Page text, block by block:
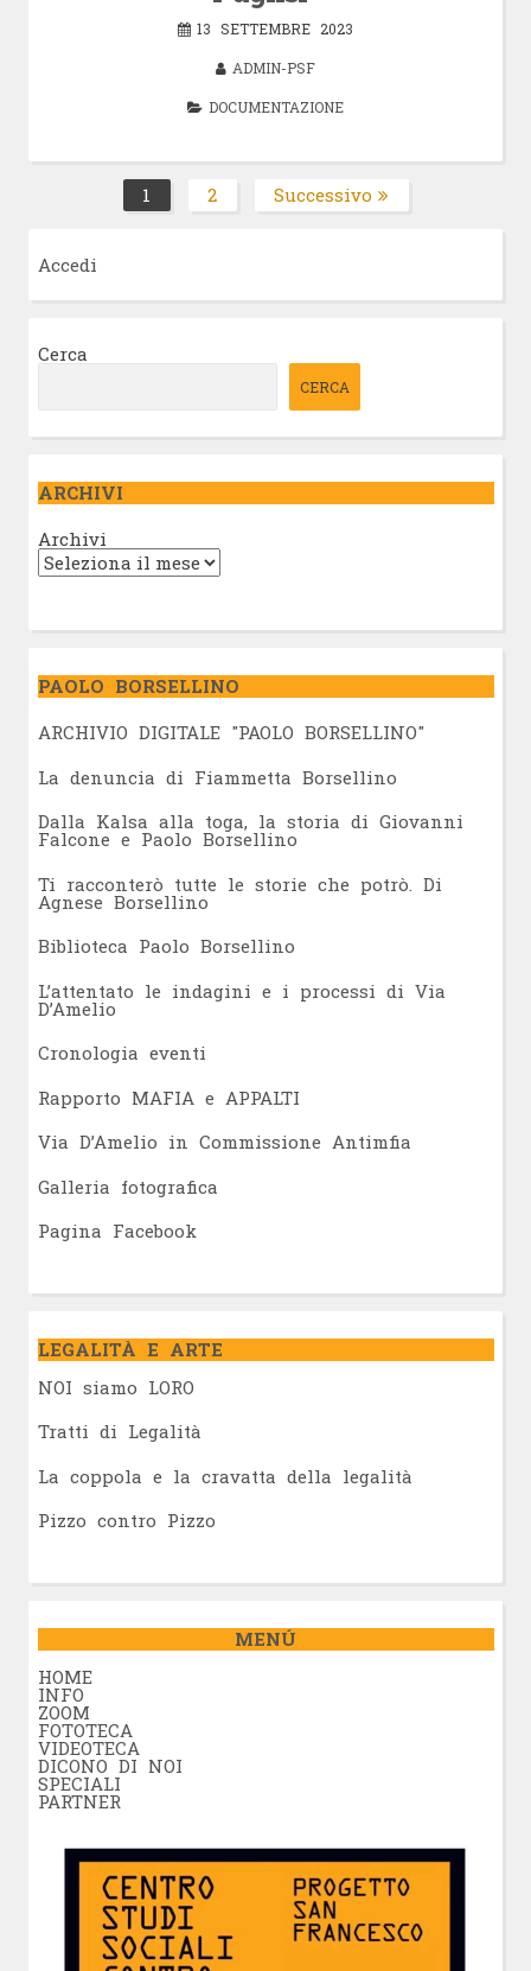
13 SETTEMBRE 2023
ADMIN-PSF
DOCUMENTAZIONE
Paginazione
articoli
Pagina
1 Pagina
2 Successivo
Accedi
Cerca
CERCA
ARCHIVI
Archivi
PAOLO BORSELLINO
ARCHIVIO DIGITALE "PAOLO BORSELLINO"
La denuncia di Fiammetta Borsellino
Dalla Kalsa alla toga, la storia di Giovanni
Falcone e Paolo Borsellino
Ti racconterò tutte le storie che potrò. Di
Agnese Borsellino
Biblioteca Paolo Borsellino
L’attentato le indagini e i processi di Via
D’Amelio
Cronologia eventi
Rapporto MAFIA e APPALTI
Via D’Amelio in Commissione Antimfia
Galleria fotografica
Pagina Facebook
LEGALITÀ E ARTE
NOI siamo LORO
Tratti di Legalità
La coppola e la cravatta della legalità
Pizzo contro Pizzo
MENÚ
HOME
INFO
ZOOM
FOTOTECA
VIDEOTECA
DICONO DI NOI
SPECIALI
PARTNER